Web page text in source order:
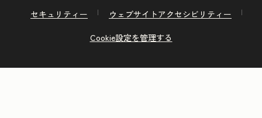
セキュリティー
ウェブサイトアクセシビリティー
Cookie設定を管理する